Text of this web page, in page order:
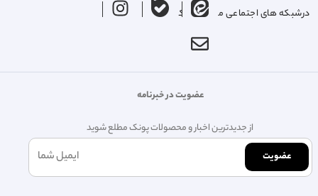
درشبکه های اجتماعی ما را دنبال کنید
عضویت در خبرنامه
از جدیدترین اخبار و محصولات پونک مطلع شوید
عضویت